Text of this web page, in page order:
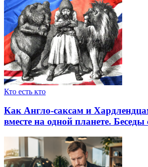
Кто есть кто
Как Англо-саксам и
вместе на одной планете. Беседы